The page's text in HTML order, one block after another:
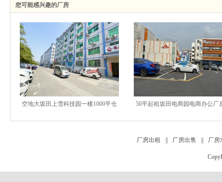
您可能感兴趣的厂房
空地大坂田上雪科技园一楼1000平仓 50平起租坂田电商园电商办公厂
厂房出租 厂房出售 厂房